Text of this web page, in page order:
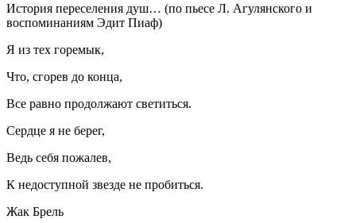
История переселения душ… (по пьесе Л. Агулянского и
воспоминаниям Эдит Пиаф)
Я из тех горемык,
Что, сгорев до конца,
Все равно продолжают светиться.
Сердце я не берег,
Ведь себя пожалев,
К недоступной звезде не пробиться.
Жак Брель